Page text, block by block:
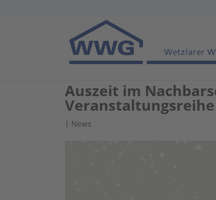
Auszeit im
Veranstaltungsreihe
| News